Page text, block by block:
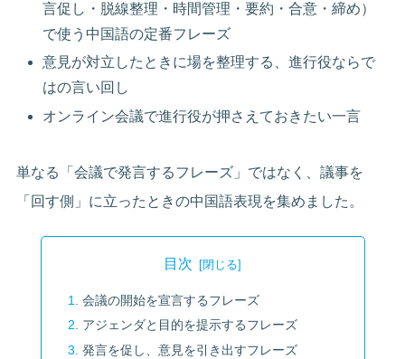
言促し・脱線整理・時間管理・要約・合意・締め）
で使う中国語の定番フレーズ
意見が対立したときに場を整理する、進行役ならで
はの言い回し
オンライン会議で進行役が押さえておきたい一言
単なる「会議で発言するフレーズ」ではなく、議事を
「回す側」に立ったときの中国語表現を集めました。
目次
会議の開始を宣言するフレーズ
アジェンダと目的を提示するフレーズ
発言を促し、意見を引き出すフレーズ